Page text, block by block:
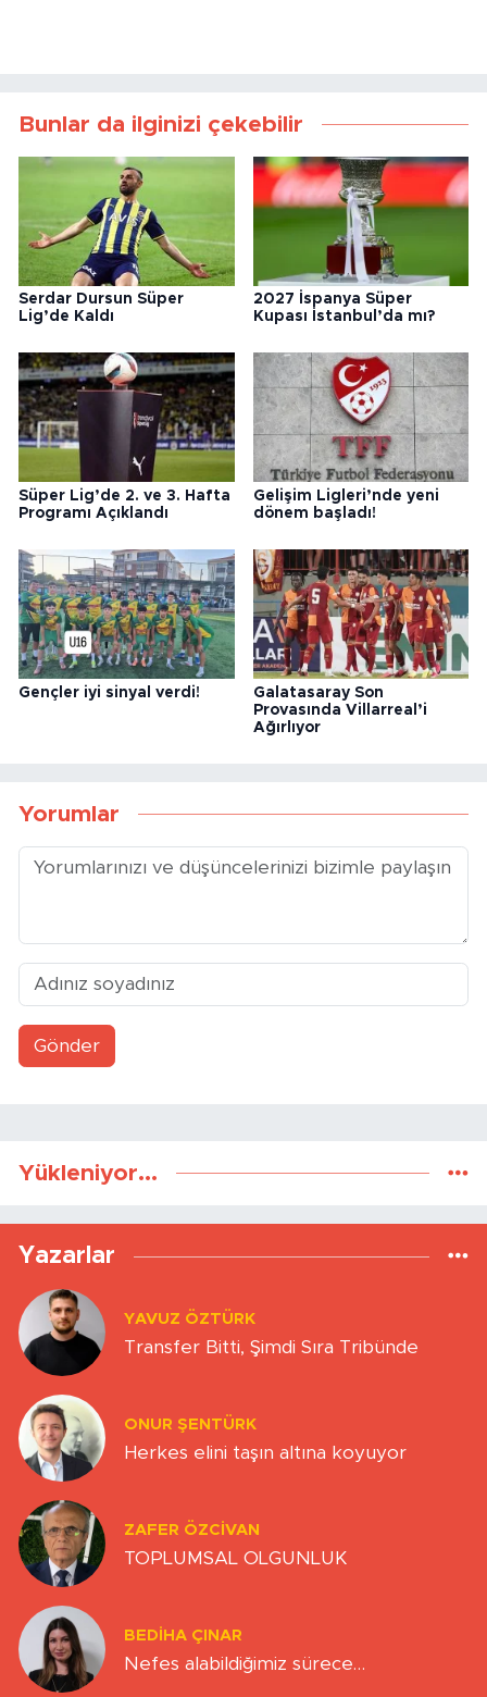
Bunlar da ilginizi çekebilir
Serdar Dursun Süper
Lig’de Kaldı
2027 İspanya Süper
Kupası İstanbul’da mı?
Süper Lig’de 2. ve 3. Hafta
Programı Açıklandı
Gelişim Ligleri’nde yeni
dönem başladı!
Gençler iyi sinyal verdi!
Galatasaray Son
Provasında Villarreal’i
Ağırlıyor
Yorumlar
Gönder
Yükleniyor...
Yazarlar
YAVUZ ÖZTÜRK
Transfer Bitti, Şimdi Sıra Tribünde
ONUR ŞENTÜRK
Herkes elini taşın altına koyuyor
ZAFER ÖZCIVAN
TOPLUMSAL OLGUNLUK
BEDIHA ÇINAR
Nefes alabildiğimiz sürece…